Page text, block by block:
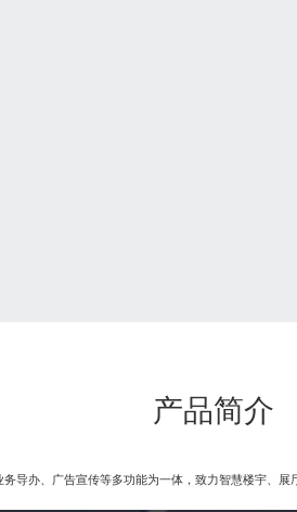
产品简介
导办、广告宣传等多功能为一体，致力智慧楼宇、